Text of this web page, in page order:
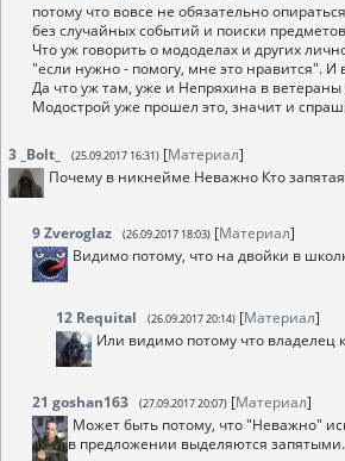
потому что вовсе не обязательно
без случайных событий и поиски
Что уж говорить о мододелах и других
"если нужно - помогу, мне это нравится". И
Да что уж там, уже и Непряхина в
Модострой уже прошел это, значит и
3 _Bolt_ (25.09.2017 16:31) [Материал]
Почему в никнейме Неважно Кто
9Zveroglaz (26.09.2017 18:03) [Материал]
Видимо потому, что на двойки в
12 Requital (26.09.2017 20:14) [Материал]
Или видимо потому что владелец
21 goshan163 (27.09.2017 20:07) [Материал]
Может быть потому, что "Неважно"
в предложении выделяются запятыми.